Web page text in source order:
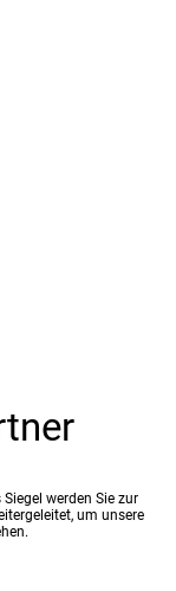
werden Sie zur
um unsere